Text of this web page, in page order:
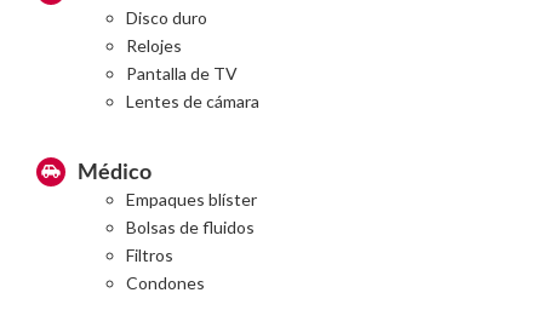
Disco duro
Relojes
Pantalla de TV
Lentes de cámara
Médico
Empaques blíster
Bolsas de fluidos
Filtros
Condones